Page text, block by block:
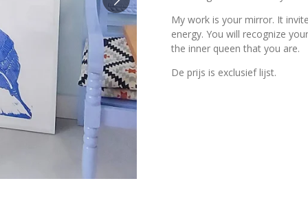
My work is your mirror. It
energy. You will recognize
the inner queen that you are.
De prijs is exclusief lijst.